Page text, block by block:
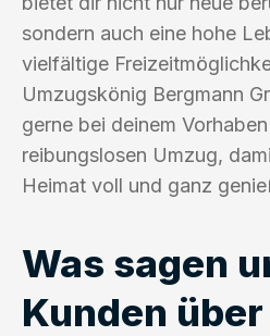
sondern auch eine hohe
vielfältige
Umzugskönig Bergmann
gerne bei deinem
reibungslosen Umzug,
Heimat voll und ganz
Was sagen
Kunden